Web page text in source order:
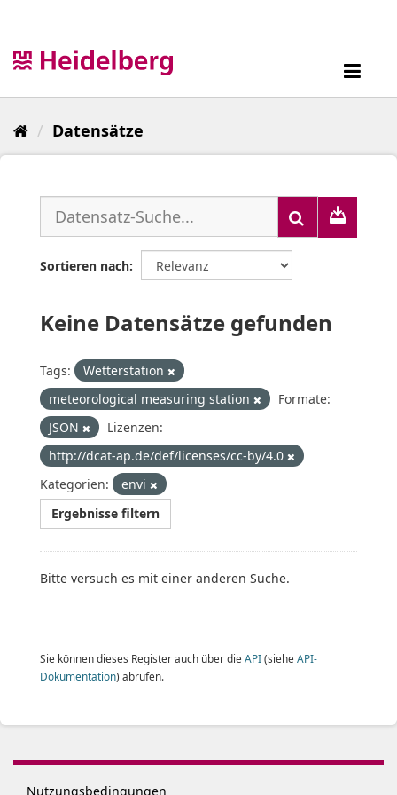
Datensätze
Sortieren nach
Keine Datensätze gefunden
Tags:
Wetterstation
meteorological measuring station
Formate:
JSON
Lizenzen:
http://dcat-ap.de/def/licenses/cc-by/4.0
Kategorien:
envi
Ergebnisse filtern
Bitte versuch es mit einer anderen Suche.
Sie können dieses Register auch über die API(siehe API-
Dokumentation) abrufen.
Nutzungsbedingungen